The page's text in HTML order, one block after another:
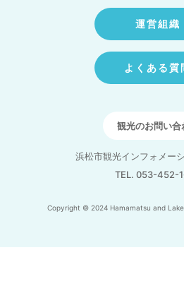
運営組織
よくある質
観光のお問い合
浜松市観光インフォメー
TEL. 053-452-
Copyright © 2024 Hamamatsu and